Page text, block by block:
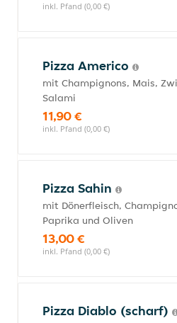
inkl. Pfand (0,00 €)
Pizza Americo
mit Champignons, Mais,
Salami
11,90 €
inkl. Pfand (0,00 €)
Pizza Sahin
mit Dönerfleisch,
Paprika und Oliven
13,00 €
inkl. Pfand (0,00 €)
Pizza Diablo (scharf)